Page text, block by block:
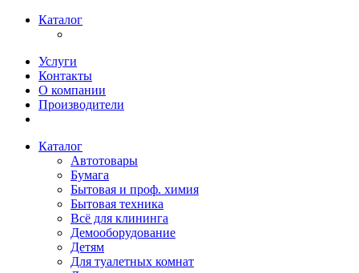
Каталог
Услуги
Контакты
О компании
Производители
Каталог
Автотовары
Бумага
Бытовая и проф. химия
Бытовая техника
Всё для клининга
Демооборудование
Детям
Для туалетных комнат